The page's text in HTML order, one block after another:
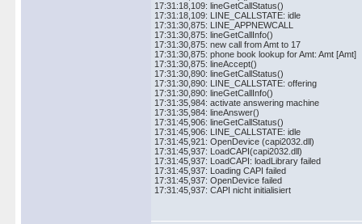
17:31:18,109: lineGetCallStatus()
17:31:18,109: LINE_CALLSTATE: idle
17:31:30,875: LINE_APPNEWCALL
17:31:30,875: lineGetCallInfo()
17:31:30,875: new call from Amt to 17
17:31:30,875: phone book lookup for Amt: Amt [Amt]
17:31:30,875: lineAccept()
17:31:30,890: lineGetCallStatus()
17:31:30,890: LINE_CALLSTATE: offering
17:31:30,890: lineGetCallInfo()
17:31:35,984: activate answering machine
17:31:35,984: lineAnswer()
17:31:45,906: lineGetCallStatus()
17:31:45,906: LINE_CALLSTATE: idle
17:31:45,921: OpenDevice (capi2032.dll)
17:31:45,937: LoadCAPI(capi2032.dll)
17:31:45,937: LoadCAPI: loadLibrary failed
17:31:45,937: Loading CAPI failed
17:31:45,937: OpenDevice failed
17:31:45,937: CAPI nicht initialisiert